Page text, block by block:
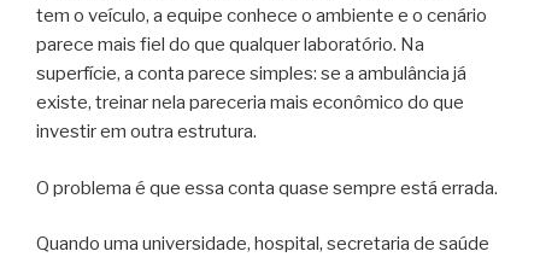
tem o veículo, a equipe conhece o ambiente e o cenário
parece mais fiel do que qualquer laboratório. Na
superfície, a conta parece simples: se a ambulância já
existe, treinar nela pareceria mais econômico do que
investir em outra estrutura.
O problema é que essa conta quase sempre está errada.
Quando uma universidade, hospital, secretaria de saúde